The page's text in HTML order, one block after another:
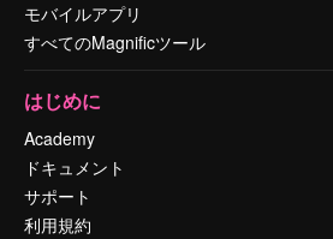
モバイルアプリ
すべてのMagnificツール
はじめに
Academy
ドキュメント
サポート
利用規約